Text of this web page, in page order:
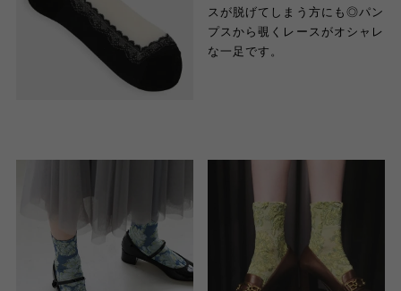
スが脱げてしまう方にも◎パン
プスから覗くレースがオシャレ
な一足です。